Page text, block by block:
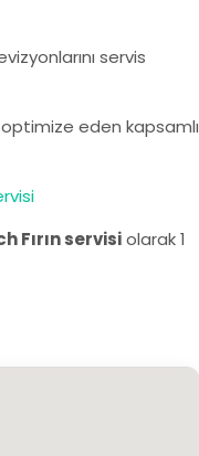
servis
eden kapsamlı
Fırın servisiolarak 1